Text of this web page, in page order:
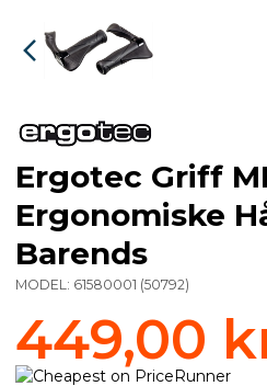
Ergotec Griff
Ergonomiske
Barends
MODEL: 61580001 (50792)
449,00